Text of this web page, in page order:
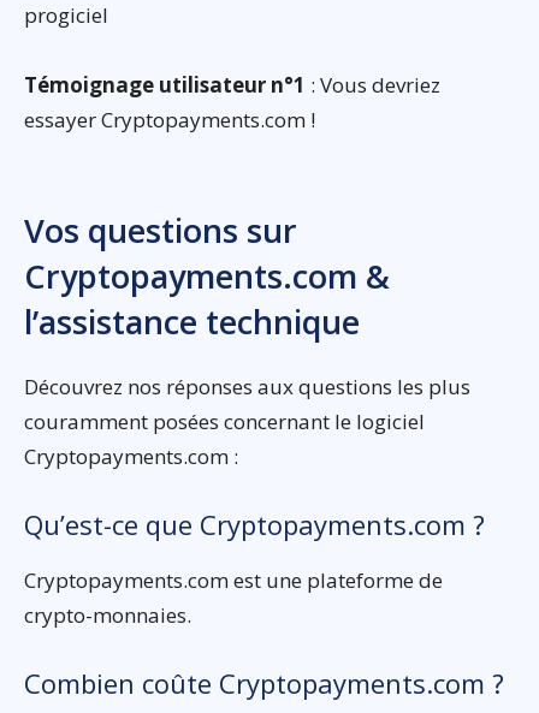
progiciel
Témoignage utilisateur n°1 : Vous devriez
essayer Cryptopayments.com !
Vos questions sur
Cryptopayments.com &
l’assistance technique
Découvrez nos réponses aux questions les plus
couramment posées concernant le logiciel
Cryptopayments.com :
Qu’est-ce que Cryptopayments.com ?
Cryptopayments.com est une plateforme de
crypto-monnaies.
Combien coûte Cryptopayments.com ?